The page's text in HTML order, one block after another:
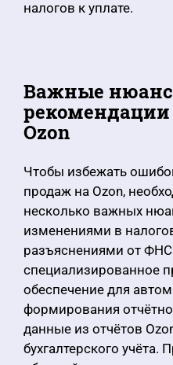
налогов к уплате.
Важные
Ozon
Чтобы избежать
продаж на Ozon,
несколько важных
изменениями в
разъяснениями от
специализированное
обеспечение для
формирования
данные из отчётов
бухгалтерского учёта.